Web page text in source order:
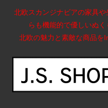
北欧スカンジナビアの家具
らも機能的で優しいぬく
北欧の魅力と素敵な商品を